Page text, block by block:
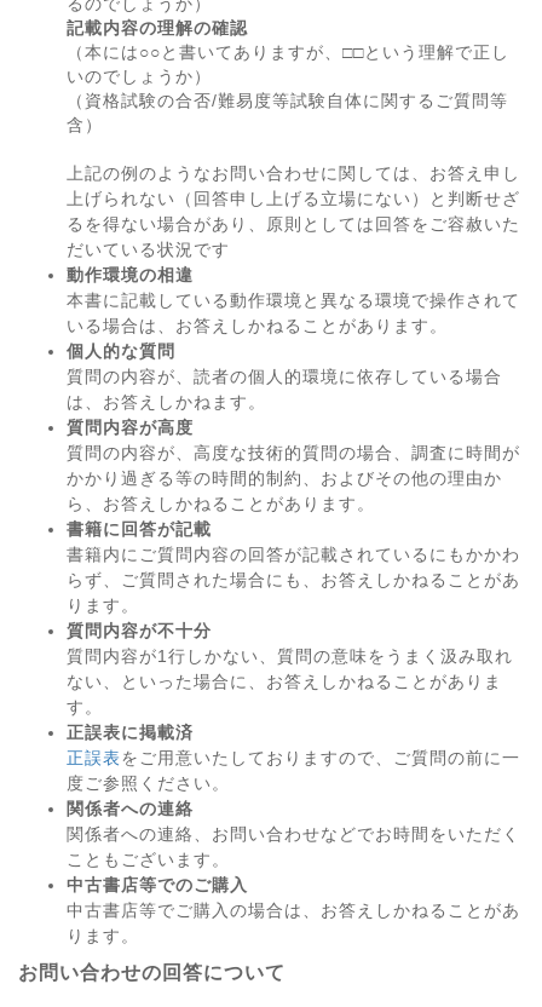
記載内容の理解の確認
（本には○○と書いてありますが、□□という理解で正し
いのでしょうか）
（資格試験の合否/難易度等試験自体に関するご質問等
含）
上記の例のようなお問い合わせに関しては、お答え申し
上げられない（回答申し上げる立場にない）と判断せざ
るを得ない場合があり、原則としては回答をご容赦いた
だいている状況です
動作環境の相違
本書に記載している動作環境と異なる環境で操作されて
いる場合は、お答えしかねることがあります。
個人的な質問
質問の内容が、読者の個人的環境に依存している場合
は、お答えしかねます。
質問内容が高度
質問の内容が、高度な技術的質問の場合、調査に時間が
かかり過ぎる等の時間的制約、およびその他の理由か
ら、お答えしかねることがあります。
書籍に回答が記載
書籍内にご質問内容の回答が記載されているにもかかわ
らず、ご質問された場合にも、お答えしかねることがあ
ります。
質問内容が不十分
質問内容が1行しかない、質問の意味をうまく汲み取れ
ない、といった場合に、お答えしかねることがありま
す。
正誤表に掲載済
正誤表をご用意いたしておりますので、ご質問の前に一
度ご参照ください。
関係者への連絡
関係者への連絡、お問い合わせなどでお時間をいただく
こともございます。
中古書店等でのご購入
中古書店等でご購入の場合は、お答えしかねることがあ
ります。
お問い合わせの回答について